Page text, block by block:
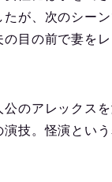
が、次のシーン
目の前で妻を
のアレックス
演技。怪演とい